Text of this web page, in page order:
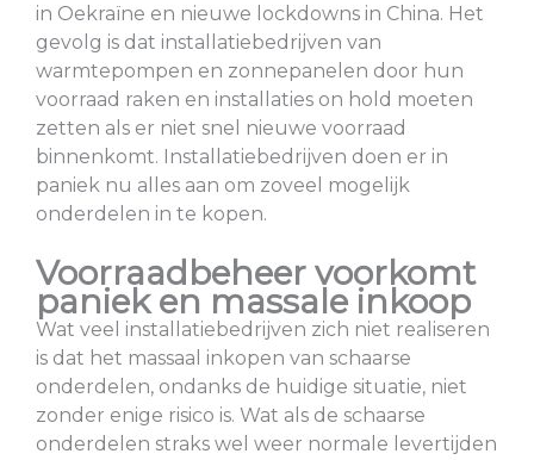
in Oekraïne en nieuwe lockdowns in China. Het
gevolg is dat installatiebedrijven van
warmtepompen en zonnepanelen door hun
voorraad raken en installaties on hold moeten
zetten als er niet snel nieuwe voorraad
binnenkomt. Installatiebedrijven doen er in
paniek nu alles aan om zoveel mogelijk
onderdelen in te kopen.
Voorraadbeheer voorkomt
paniek en massale inkoop
Wat veel installatiebedrijven zich niet realiseren
is dat het massaal inkopen van schaarse
onderdelen, ondanks de huidige situatie, niet
zonder enige risico is. Wat als de schaarse
onderdelen straks wel weer normale levertijden